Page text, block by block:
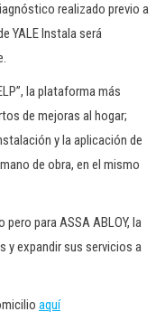
realizado previo a
YALE Instala será
la plataforma más
de mejoras al hogar;
y la aplicación de
de obra, en el mismo
para ASSA ABLOY, la
y expandir sus servicios a
aquí